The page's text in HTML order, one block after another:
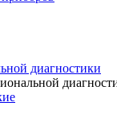
диагностики